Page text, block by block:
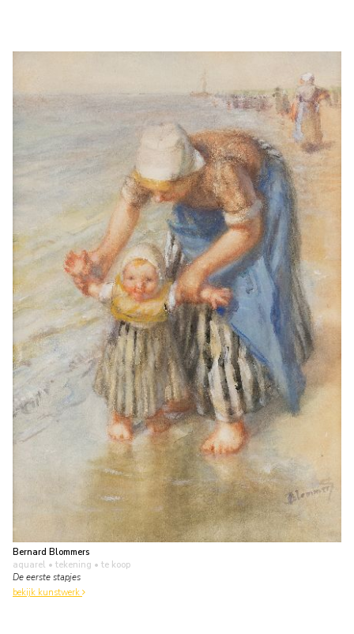
Bernard Blommers
aquarel • tekening • te koop
De eerste stapjes
bekijk kunstwerk